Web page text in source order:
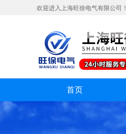
欢迎进入上海旺徐电气有限公司！
首页